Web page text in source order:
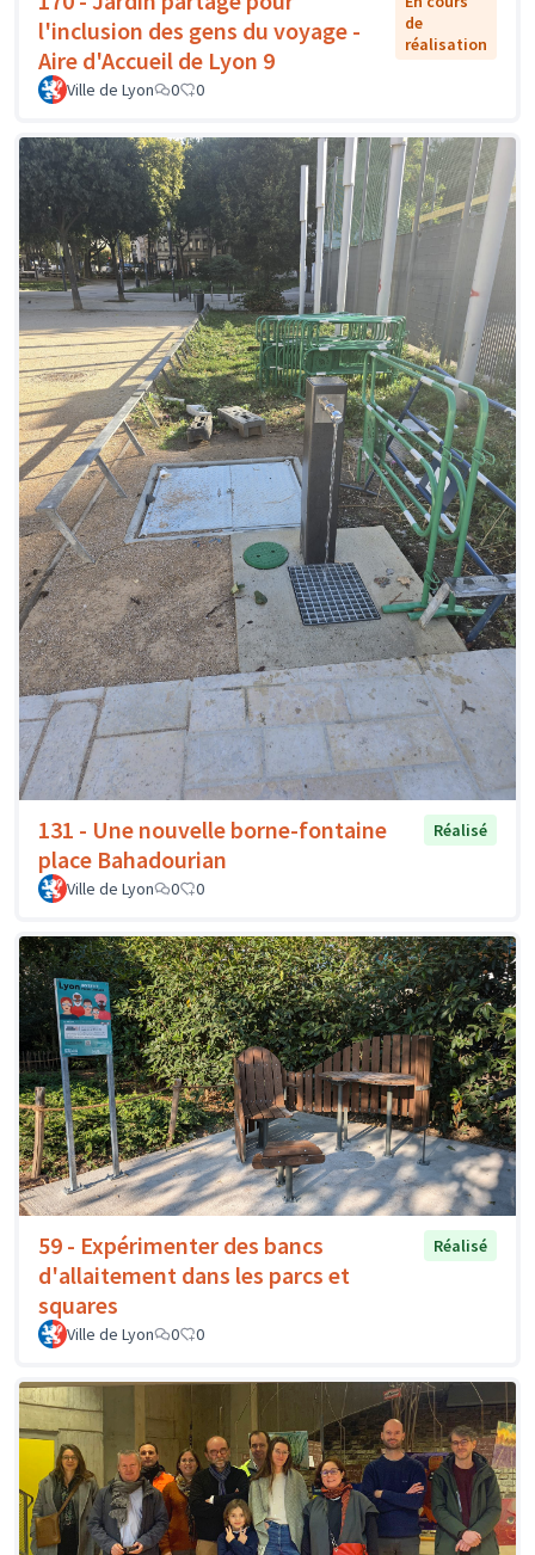
l'inclusion des gens du voyage -
Aire d'Accueil de Lyon 9
de
réalisation
Ville de Lyon 0 0
131 - Une nouvelle borne-fontaine
place Bahadourian
Réalisé
Ville de Lyon 0 0
59 - Expérimenter des bancs
d'allaitement dans les parcs et
squares
Réalisé
Ville de Lyon 0 0